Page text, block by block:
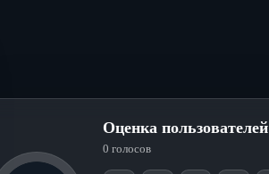
Оценка пользователей
0 голосов